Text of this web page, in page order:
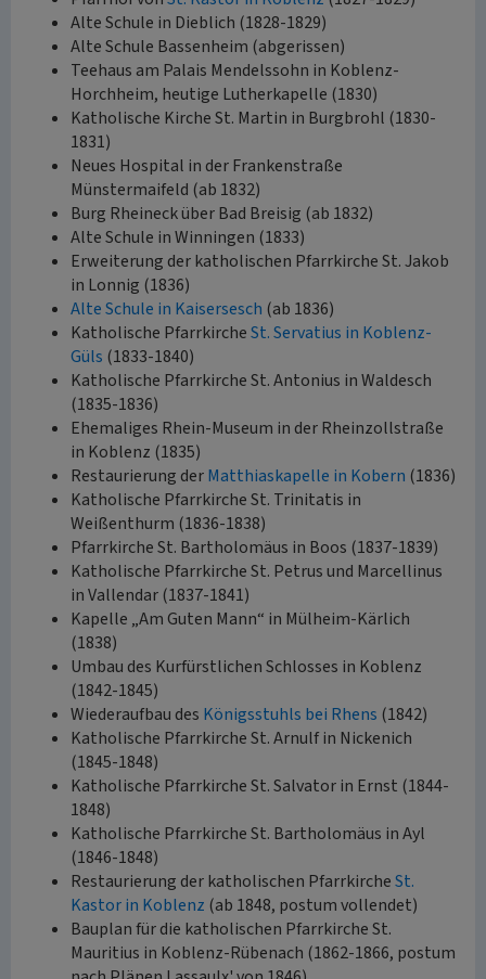
Alte Schule in Dieblich (1828-1829)
Alte Schule Bassenheim (abgerissen)
Teehaus am Palais Mendelssohn in Koblenz-
Horchheim, heutige Lutherkapelle (1830)
Katholische Kirche St. Martin in Burgbrohl (1830-
1831)
Neues Hospital in der Frankenstraße
Münstermaifeld (ab 1832)
Burg Rheineck über Bad Breisig (ab 1832)
Alte Schule in Winningen (1833)
Erweiterung der katholischen Pfarrkirche St. Jakob
in Lonnig (1836)
Alte Schule in Kaisersesch (ab 1836)
Katholische PfarrkircheSt. Servatius in Koblenz-
Güls (1833-1840)
Katholische Pfarrkirche St. Antonius in Waldesch
(1835-1836)
Ehemaliges Rhein-Museum in der Rheinzollstraße
in Koblenz (1835)
Restaurierung derMatthiaskapelle in Kobern (1836)
Katholische Pfarrkirche St. Trinitatis in
Weißenthurm (1836-1838)
Pfarrkirche St. Bartholomäus in Boos (1837-1839)
Katholische Pfarrkirche St. Petrus und Marcellinus
in Vallendar (1837-1841)
Kapelle „Am Guten Mann“ in Mülheim-Kärlich
(1838)
Umbau des Kurfürstlichen Schlosses in Koblenz
(1842-1845)
Wiederaufbau des Königsstuhls bei Rhens (1842)
Katholische Pfarrkirche St. Arnulf in Nickenich
(1845-1848)
Katholische Pfarrkirche St. Salvator in Ernst (1844-
1848)
Katholische Pfarrkirche St. Bartholomäus in Ayl
(1846-1848)
Restaurierung der katholischen PfarrkircheSt.
Kastor in Koblenz (ab 1848, postum vollendet)
Bauplan für die katholischen Pfarrkirche St.
Mauritius in Koblenz-Rübenach (1862-1866, postum